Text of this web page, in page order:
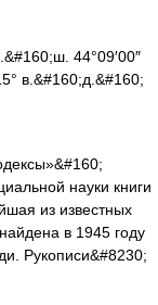
44°09′00″
в.&#160;д.&#160;
науки книги
из известных
в 1945 году
Рукописи&#8230;